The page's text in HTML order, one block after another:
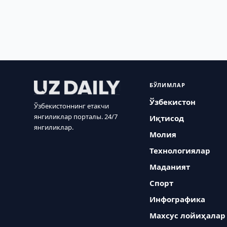
Ўзбекистоннинг етакчи
янгиликлар порталы. 24/7
янгиликлар.
БЎЛИМЛАР
Ўзбекистон
Иқтисод
Молия
Технологиялар
Маданият
Спорт
Инфографика
Махсус лойиҳалар